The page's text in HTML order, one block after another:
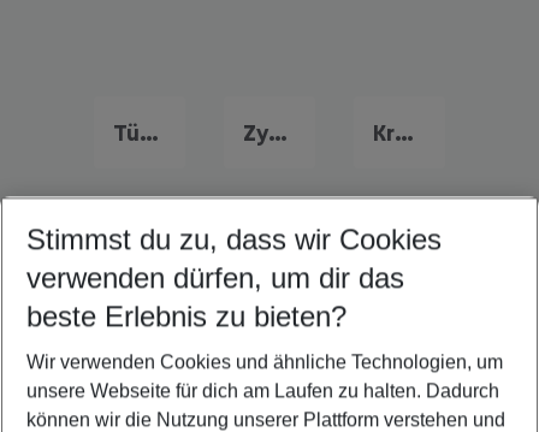
Türkei Familienurlaub Zypern Familienurlaub Kroatien Familienurlaub
Quicklinks
Urlaub Kefalonia
Frübucher Angebote Kefalonia für 2026
Last Minute Kefalonia
Stimmst du zu, dass wir Cookies
verwenden dürfen, um dir das
beste Erlebnis zu bieten?
Wir verwenden Cookies und ähnliche Technologien, um
unsere Webseite für dich am Laufen zu halten. Dadurch
können wir die Nutzung unserer Plattform verstehen und